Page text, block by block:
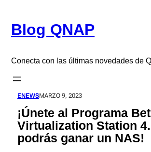
contenido
Blog QNAP
Conecta con las últimas novedades de
ENEWSMARZO 9, 2023
¡Únete al Programa
Virtualization Station
podrás ganar un NAS!